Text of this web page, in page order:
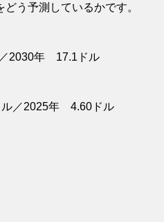
う予測しているかです。
2030年 17.1ドル
／2025年 4.60ドル